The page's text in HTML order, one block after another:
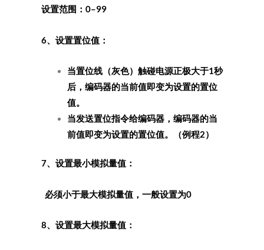
设置范围：0–99
6、设置置位值：
当置位线（灰色）触碰电源正极大于1秒
后，编码器的当前值即变为设置的置位
值。
当发送置位指令给编码器，编码器的当
前值即变为设置的置位值。（例程2）
7、设置最小模拟量值：
必须小于最大模拟量值，一般设置为0
8、设置最大模拟量值：